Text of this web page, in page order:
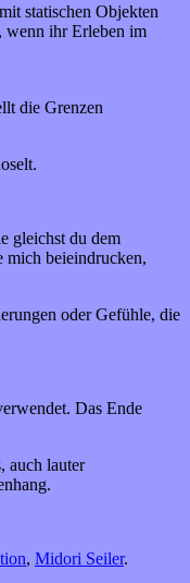
statischen Objekten
wenn ihr Erleben im
die Grenzen
gleichst du dem
mich beieindrucken,
oder Gefühle, die
Das Ende
auch lauter
, Midori Seiler.